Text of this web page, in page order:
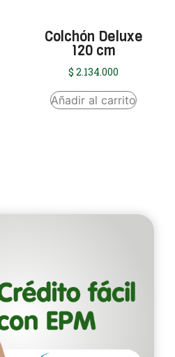
Colchón Deluxe
120 cm
$ 2.134.000
Añadir al carrito